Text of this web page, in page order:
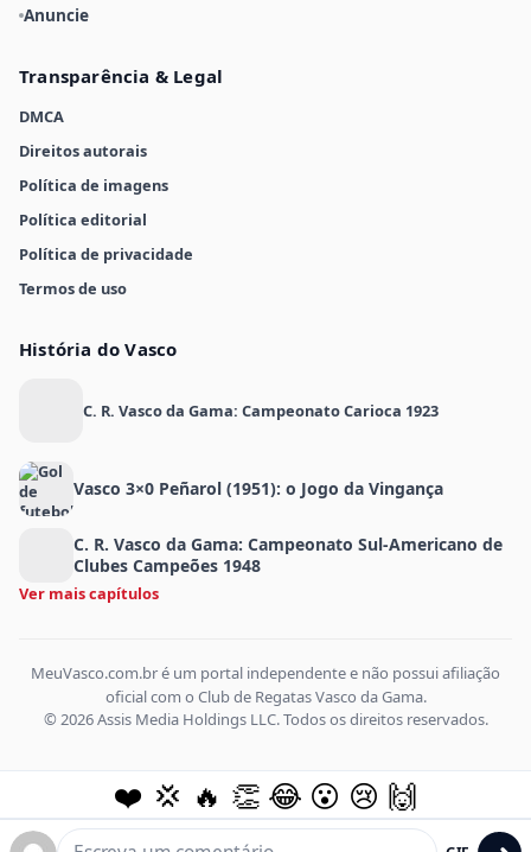
Anuncie
Transparência & Legal
DMCA
Direitos autorais
Política de imagens
Política editorial
Política de privacidade
Termos de uso
História do Vasco
C. R. Vasco da Gama: Campeonato Carioca 1923
Vasco 3×0 Peñarol (1951): o Jogo da Vingança
C. R. Vasco da Gama: Campeonato Sul-Americano de
Clubes Campeões 1948
Ver mais capítulos
MeuVasco.com.br é um portal independente e não possui afiliação
oficial com o Club de Regatas Vasco da Gama.
© 2026 Assis Media Holdings LLC. Todos os direitos reservados.
❤️ 💢 🔥 👏 😂 😮 😢 🙌